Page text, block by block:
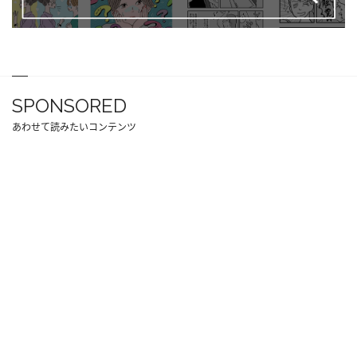
SPONSORED
あわせて読みたいコンテンツ